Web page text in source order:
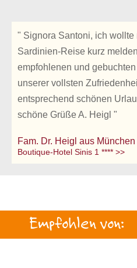
" Signora Santoni, ich wollte
Sardinien-Reise kurz
empfohlenen und
unserer vollsten
entsprechend schönen
schöne Grüße A. Heigl "
Fam. Dr. Heigl aus
Boutique-Hotel Sinis 1 **** >>
Empfohlen von: